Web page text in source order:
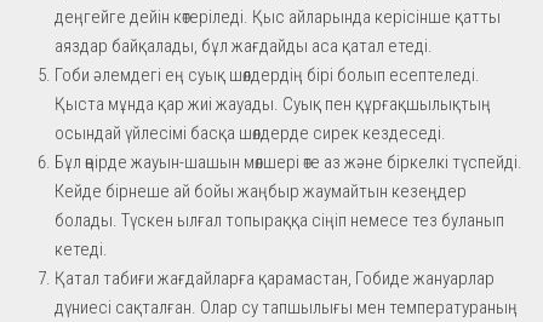
деңгейге дейін көтеріледі. Қыс айларында керісінше қатты
аяздар байқалады, бұл жағдайды аса қатал етеді.
Гоби әлемдегі ең суық шөлдердің бірі болып есептеледі.
Қыста мұнда қар жиі жауады. Суық пен құрғақшылықтың
осындай үйлесімі басқа шөлдерде сирек кездеседі.
Бұл өңірде жауын-шашын мөлшері өте аз және біркелкі түспейді.
Кейде бірнеше ай бойы жаңбыр жаумайтын кезеңдер
болады. Түскен ылғал топыраққа сіңіп немесе тез буланып
кетеді.
Қатал табиғи жағдайларға қарамастан, Гобиде жануарлар
дүниесі сақталған. Олар су тапшылығы мен температураның